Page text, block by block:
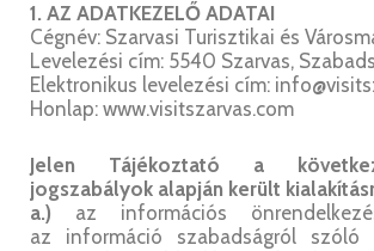
1. AZ ADATKEZELŐ ADATAI
Cégnév: Szarvasi Turisztikai és
Levelezési cím: 5540 Szarvas,
Elektronikus levelezési cím:
Honlap: www.visitszarvas.com
Jelen Tájékoztató a
jogszabályok alapján került
a.) az információs
az információ szabadságról szóló